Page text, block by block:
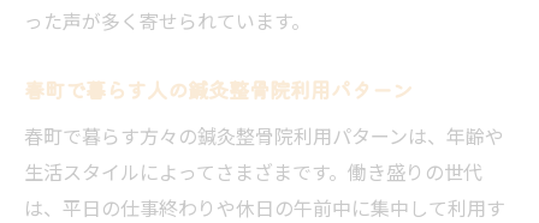
った声が多く寄せられています。
春町で暮らす人の鍼灸整骨院利用パターン
春町で暮らす方々の鍼灸整骨院利用パターンは、年齢や
生活スタイルによってさまざまです。働き盛りの世代
は、平日の仕事終わりや休日の午前中に集中して利用す